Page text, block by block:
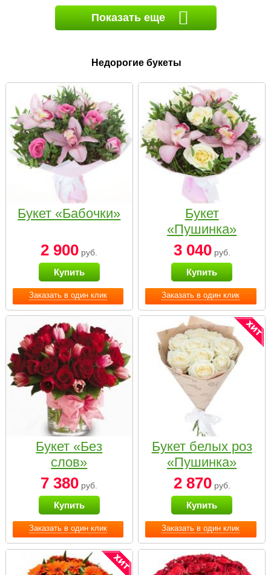
Показать еще
Недорогие букеты
Заказать в один клик
Букет «Бабочки»
2 900 руб.
Купить
Заказать в один клик
Букет
«Пушинка»
3 040руб.
Купить
Заказать в один клик
Букет «Без
слов»
7 380 руб.
Купить
Заказать в один клик
Букет белых роз
«Пушинка»
2 870руб.
Купить